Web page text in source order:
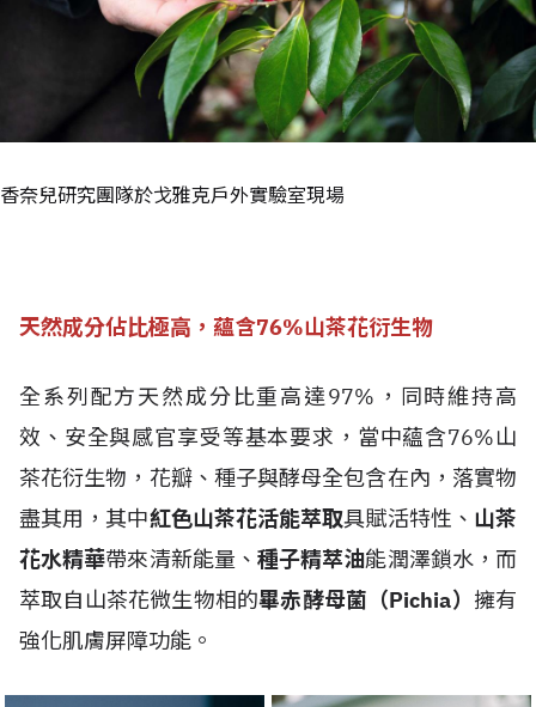
香奈兒研究團隊於戈雅克戶外實驗室現場
天然成分佔比極高，蘊含76%山茶花衍生物
全系列配方天然成分比重高達97%，同時維持高
效、安全與感官享受等基本要求，當中蘊含76%山
茶花衍生物，花瓣、種子與酵母全包含在內，落實物
盡其用，其中紅色山茶花活能萃取具賦活特性、 山茶
花水精華帶來清新能量、種子精萃油能潤澤鎖水，而
萃取自山茶花微生物相的畢赤酵母菌（Pichia） 擁有
強化肌膚屏障功能。